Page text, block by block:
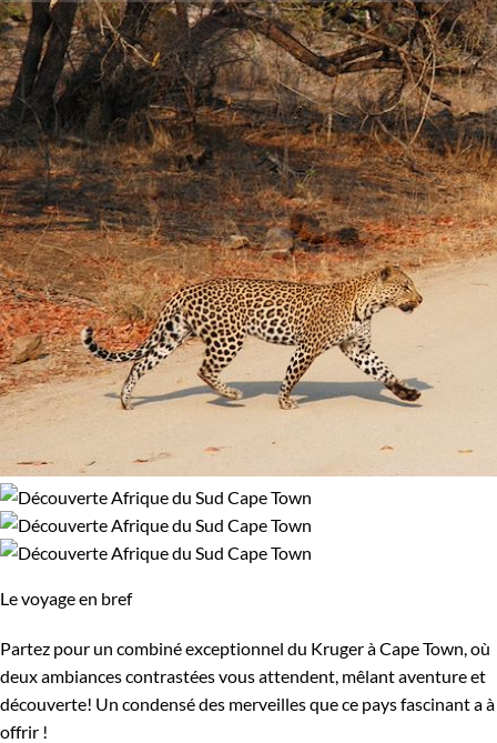
100% de satisfaction(10 avis)
éducation et chaque vue, un chef-d'œuvre. Venez et
imprégnez-vous de l'esprit indomptable de Cape Town.
Guide de voyage Cape Town
Activité
Découverte Randonnée
Safari
Âge des enfants
Les 6/9 ans Les 14/16 ans
Confort
Standard Supérieur
Itinérance
Environnement
Brousse et Savane
Le voyage en bref
Partez pour un combiné exceptionnel du Kruger à Cape Town, où
deux ambiances contrastées vous attendent, mêlant aventure et
découverte! Un condensé des merveilles que ce pays fascinant a à
offrir !